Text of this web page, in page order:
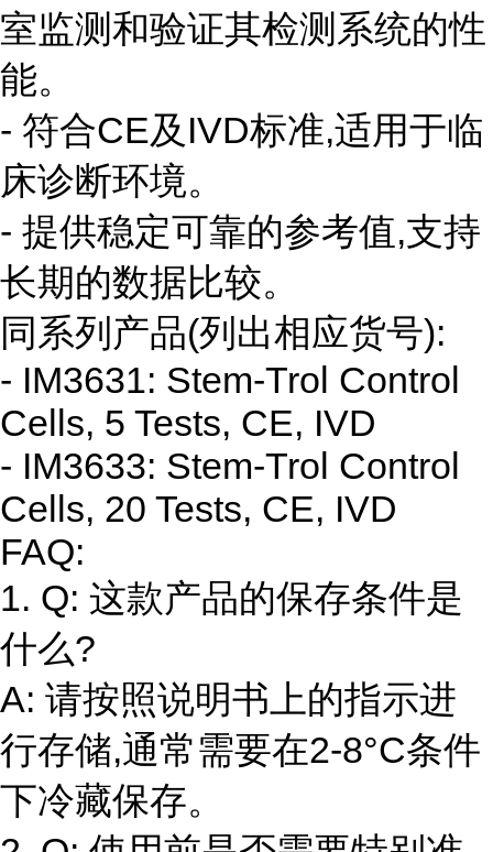
室监测和验证其检测系统的性
能。
- 符合CE及IVD标准,适用于临
床诊断环境。
- 提供稳定可靠的参考值,支持
长期的数据比较。
同系列产品(列出相应货号):
- IM3631: Stem-Trol Control
Cells, 5 Tests, CE, IVD
- IM3633: Stem-Trol Control
Cells, 20 Tests, CE, IVD
FAQ:
1. Q: 这款产品的保存条件是
什么?
A: 请按照说明书上的指示进
行存储,通常需要在2-8°C条件
下冷藏保存。